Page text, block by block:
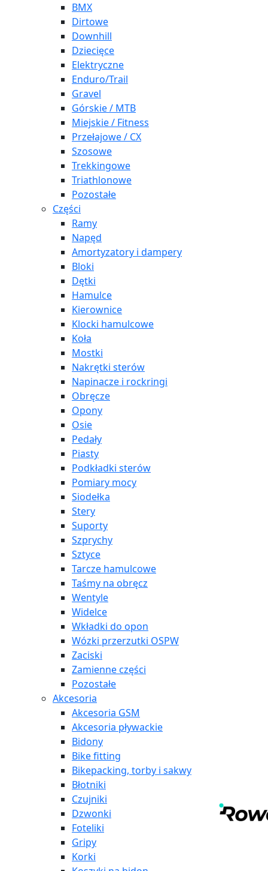
BMX
Dirtowe
Downhill
Dziecięce
Elektryczne
Enduro/Trail
Gravel
Górskie / MTB
Miejskie / Fitness
Przełajowe / CX
Szosowe
Trekkingowe
Triathlonowe
Pozostałe
Części
Ramy
Napęd
Amortyzatory i dampery
Bloki
Dętki
Hamulce
Kierownice
Klocki hamulcowe
Koła
Mostki
Nakrętki sterów
Napinacze i rockringi
Obręcze
Opony
Osie
Pedały
Piasty
Podkładki sterów
Pomiary mocy
Siodełka
Stery
Suporty
Szprychy
Sztyce
Tarcze hamulcowe
Taśmy na obręcz
Wentyle
Widelce
Wkładki do opon
Wózki przerzutki OSPW
Zaciski
Zamienne części
Pozostałe
Akcesoria
Akcesoria GSM
Akcesoria pływackie
Bidony
Bike fitting
Bikepacking, torby i sakwy
Błotniki
Czujniki
Dzwonki
Foteliki
Gripy
Korki